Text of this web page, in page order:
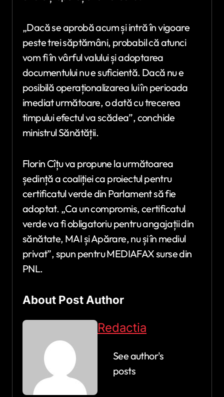
„Dacă se aprobă acum și intră în vigoare
peste trei săptămâni, probabil că atunci
vom fi în vârful valului și adoptarea
documentului nu e suficientă. Dacă nu e
posibilă operaționalizarea lui în perioada
imediat următoare, o dată cu trecerea
timpului efectul va scădea”, conchide
ministrul Sănătății.
Florin Cîțu va propune la următoarea
ședință a coaliției ca proiectul pentru
certificatul verde din Parlament să fie
adoptat. „Ca un compromis, certificatul
verde va fi obligatoriu pentru angajații din
sănătate, MAI și Apărare, nu și în mediul
privat”, spun pentru MEDIAFAX surse din
PNL.
About Post Author
Redactia
See author's
posts